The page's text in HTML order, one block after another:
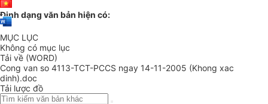
Định dạng văn bản hiện có:
MỤC LỤC
Không có mục lục
Tải về (WORD)
Cong van so 4113-TCT-PCCS ngay 14-11-2005 (Khong xac
dinh).doc
Tải lược đồ